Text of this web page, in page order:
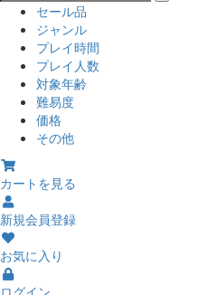
セール品
ジャンル
プレイ時間
プレイ人数
対象年齢
難易度
価格
その他
カートを見る
新規会員登録
お気に入り
ログイン